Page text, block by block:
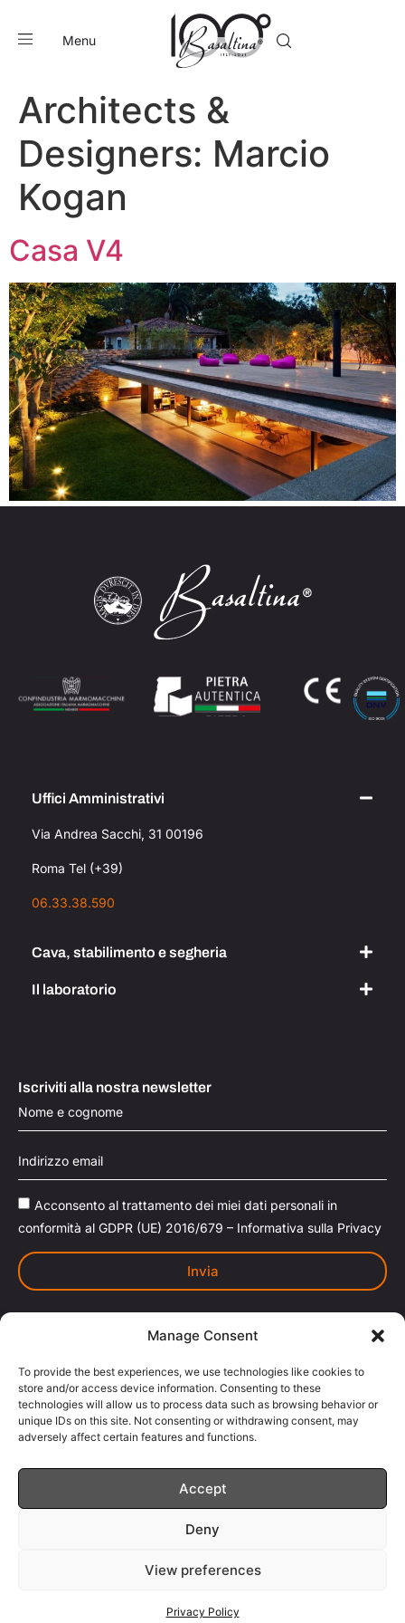
Manage Consent
To provide the best experiences, we use technologies like cookies to
store and/or access device information. Consenting to these
technologies will allow us to process data such as browsing behavior or
unique IDs on this site. Not consenting or withdrawing consent, may
adversely affect certain features and functions.
Accept
Deny
View preferences
Privacy Policy
Menu
Architects &
Designers: Marcio
Kogan
Casa V4
Uffici Amministrativi
Via Andrea Sacchi, 31 00196
Roma Tel (+39)
06.33.38.590
Cava, stabilimento e segheria
Il laboratorio
Iscriviti alla nostra newsletter
Acconsento al trattamento dei miei dati personali in
conformità al GDPR (UE) 2016/679 – Informativa sulla Privacy
Invia
Basaltina ®è un marchio registrato di Basaltina S.r.l.
Qualsiasi uso improprio o non autorizzato del marchio
Basaltina sarà perseguito a norma di legge, in sede civile e
penale.
00877271007
Cookie Policy |
Certificato DNV 2